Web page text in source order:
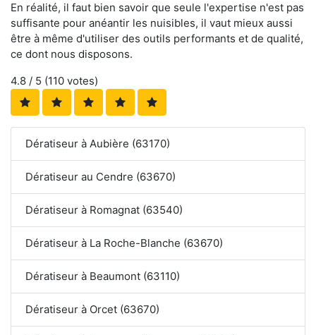
En réalité, il faut bien savoir que seule l'expertise n'est pas
suffisante pour anéantir les nuisibles, il vaut mieux aussi
être à même d'utiliser des outils performants et de qualité,
ce dont nous disposons.
4.8 / 5 (110 votes)
Dératiseur à Aubière (63170)
Dératiseur au Cendre (63670)
Dératiseur à Romagnat (63540)
Dératiseur à La Roche-Blanche (63670)
Dératiseur à Beaumont (63110)
Dératiseur à Orcet (63670)